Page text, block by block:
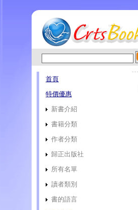
首頁
特價優惠
新書介紹
書籍分類
作者分類
歸正出版社
所有名單
讀者類別
書的語言